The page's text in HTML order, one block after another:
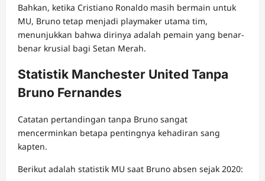
Bahkan, ketika Cristiano Ronaldo masih bermain untuk
MU, Bruno tetap menjadi playmaker utama tim,
menunjukkan bahwa dirinya adalah pemain yang benar-
benar krusial bagi Setan Merah.
Statistik Manchester United Tanpa
Bruno Fernandes
Catatan pertandingan tanpa Bruno sangat
mencerminkan betapa pentingnya kehadiran sang
kapten.
Berikut adalah statistik MU saat Bruno absen sejak 2020: